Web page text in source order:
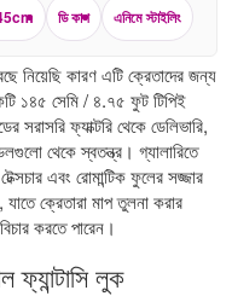
ডি কাপ এনিমে স্টাইলিং
কারণ এটি ক্রেতাদের জন্য
১৪৫ সেমি / ৪.৭৫ ফুট টিপিই
সরাসরি ফ্যাক্টরি থেকে ডেলিভারি,
থেকে স্বতন্ত্র। গ্যালারিতে
এবং রোমান্টিক ফুলের সজ্জার
ক্রেতারা মাপ তুলনা করার
করতে পারেন।
ফ্যান্টাসি লুক